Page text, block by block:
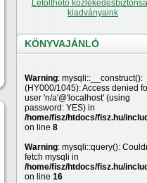
Letölthetõ
kiadványaink
KÖNYVAJÁNLÓ
Warning: mysqli::__construct():
(HY000/1045): Access denied
user 'n/a'@'localhost' (using
password: YES) in
/home/fisz/htdocs/fisz.hu/
on line 8
Warning: mysqli::query():
fetch mysqli in
/home/fisz/htdocs/fisz.hu/
on line 16